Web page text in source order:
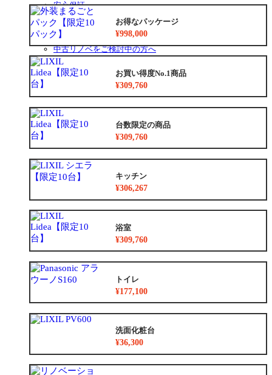
安心保証
お得なリフォームメニュー
リフォームの流れ
よくあるご質問
中古リノベをご検討中の方へ
お得なパッケージ
¥998,000
お買い得度No.1商品
¥309,760
台数限定の商品
¥309,760
キッチン
¥306,267
浴室
¥309,760
トイレ
¥177,100
洗面化粧台
¥36,300